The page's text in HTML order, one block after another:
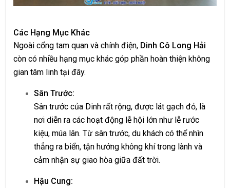
Các Hạng Mục Khác
Ngoài cổng tam quan và chính điện, Dinh Cô Long Hải
còn có nhiều hạng mục khác góp phần hoàn thiện không
gian tâm linh tại đây.
Sân Trước:
Sân trước của Dinh rất rộng, được lát gạch đỏ, là
nơi diễn ra các hoạt động lễ hội lớn như lễ rước
kiệu, múa lân. Từ sân trước, du khách có thể nhìn
thẳng ra biển, tận hưởng không khí trong lành và
cảm nhận sự giao hòa giữa đất trời.
Hậu Cung: